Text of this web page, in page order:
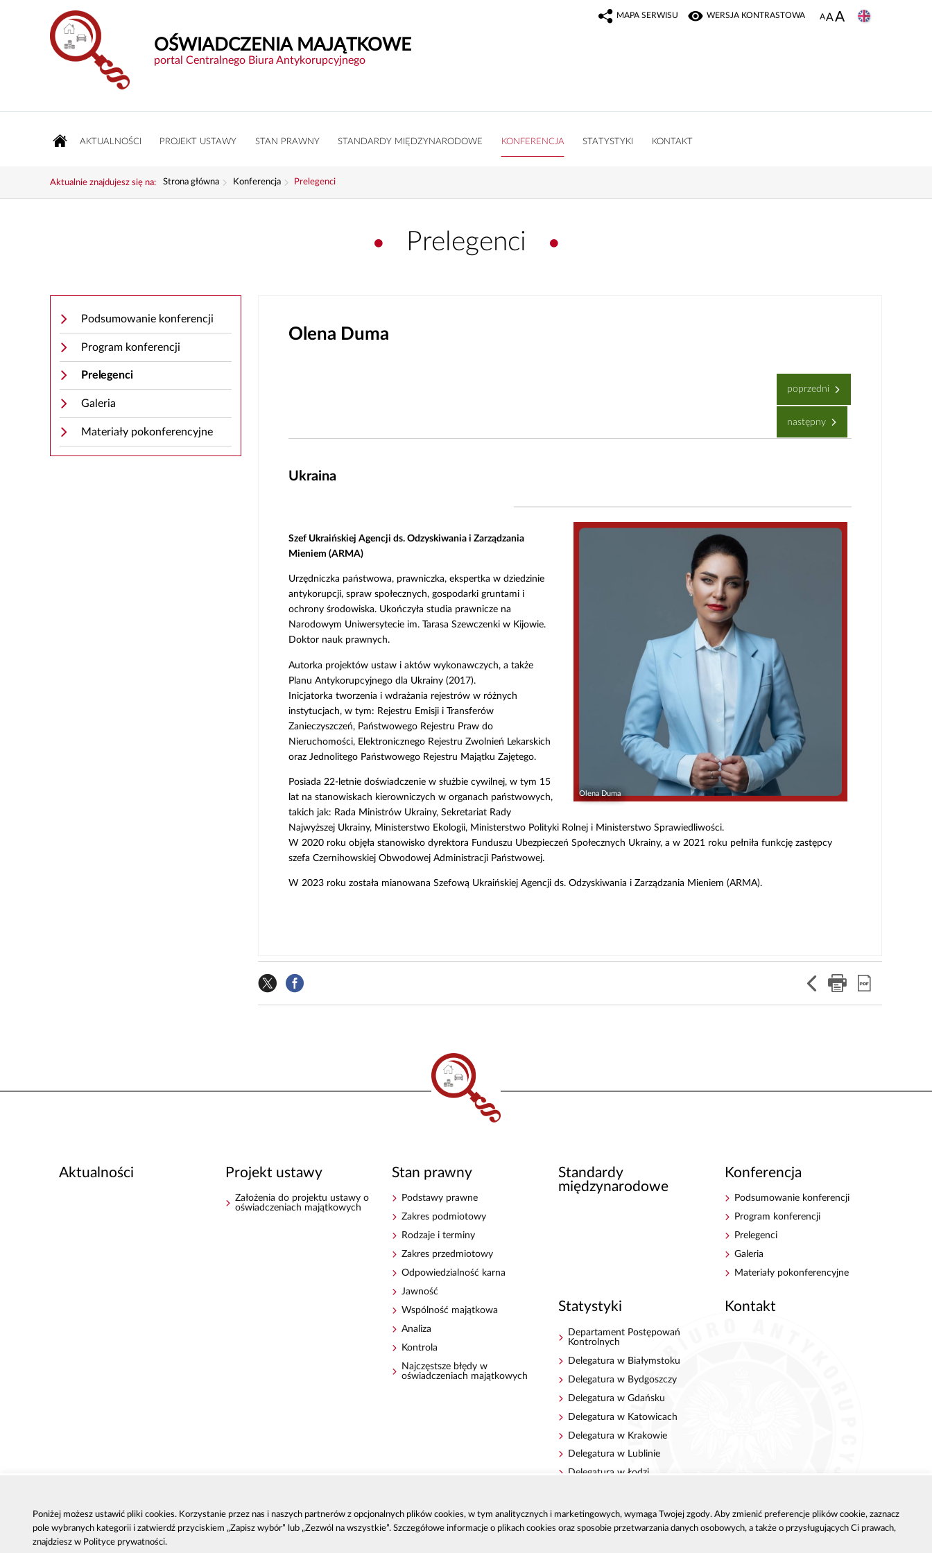
OŚWIADCZENIA MAJĄTKOWE
portal Centralnego Biura Antykorupcyjnego
MAPA SERWISU WERSJA KONTRASTOWA
AKTUALNOŚCI PROJEKT USTAWY STAN PRAWNY STANDARDY MIĘDZYNARODOWE KONFERENCJA STATYSTYKI KONTAKT
Aktualnie znajdujesz się na: Strona główna Konferencja Prelegenci
Prelegenci
Podsumowanie konferencji
Program konferencji
Prelegenci
Galeria
Materiały pokonferencyjne
Olena Duma
poprzedni
następny
Ukraina
Olena Duma
Szef Ukraińskiej Agencji ds. Odzyskiwania i Zarządzania
Mieniem (ARMA)
Urzędniczka państwowa, prawniczka, ekspertka w dziedzinie
antykorupcji, spraw społecznych, gospodarki gruntami i
ochrony środowiska. Ukończyła studia prawnicze na
Narodowym Uniwersytecie im. Tarasa Szewczenki w Kijowie.
Doktor nauk prawnych.
Autorka projektów ustaw i aktów wykonawczych, a także
Planu Antykorupcyjnego dla Ukrainy (2017).
Inicjatorka tworzenia i wdrażania rejestrów w różnych
instytucjach, w tym: Rejestru Emisji i Transferów
Zanieczyszczeń, Państwowego Rejestru Praw do
Nieruchomości, Elektronicznego Rejestru Zwolnień Lekarskich
oraz Jednolitego Państwowego Rejestru Majątku Zajętego.
Posiada 22-letnie doświadczenie w służbie cywilnej, w tym 15
lat na stanowiskach kierowniczych w organach państwowych,
takich jak: Rada Ministrów Ukrainy, Sekretariat Rady
Najwyższej Ukrainy, Ministerstwo Ekologii, Ministerstwo Polityki Rolnej i Ministerstwo Sprawiedliwości.
W 2020 roku objęła stanowisko dyrektora Funduszu Ubezpieczeń Społecznych Ukrainy, a w 2021 roku pełniła funkcję zastępcy
szefa Czernihowskiej Obwodowej Administracji Państwowej.
W 2023 roku została mianowana Szefową Ukraińskiej Agencji ds. Odzyskiwania i Zarządzania Mieniem (ARMA).
Aktualności Projekt ustawy
Założenia do projektu ustawy o
oświadczeniach majątkowych
Stan prawny
Podstawy prawne
Zakres podmiotowy
Rodzaje i terminy
Zakres przedmiotowy
Odpowiedzialność karna
Jawność
Wspólność majątkowa
Analiza
Kontrola
Najczęstsze błędy w
oświadczeniach majątkowych
Standardy
międzynarodowe
Konferencja
Podsumowanie konferencji
Program konferencji
Prelegenci
Galeria
Materiały pokonferencyjne
Statystyki
Departament Postępowań
Kontrolnych
Delegatura w Białymstoku
Delegatura w Bydgoszczy
Delegatura w Gdańsku
Delegatura w Katowicach
Delegatura w Krakowie
Delegatura w Lublinie
Delegatura w Łodzi
Delegatura w Rzeszowie
Delegatura w Szczecinie
Kontakt
Poniżej możesz ustawić pliki cookies. Korzystanie przez nas i naszych partnerów z opcjonalnych plików cookies, w tym analitycznych i marketingowych, wymaga Twojej zgody. Aby zmienić preferencje plików cookie, zaznacz
pole wybranych kategorii i zatwierdź przyciskiem „Zapisz wybór” lub „Zezwól na wszystkie”. Szczegółowe informacje o plikach cookies oraz sposobie przetwarzania danych osobowych, a także o przysługujących Ci prawach,
znajdziesz w Polityce prywatności.